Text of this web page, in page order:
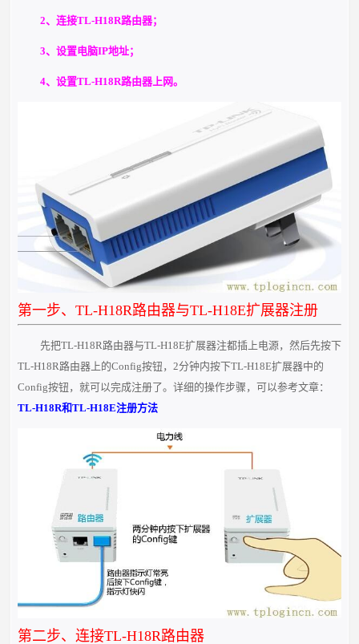
2、连接TL-H18R路由器；
3、设置电脑IP地址；
4、设置TL-H18R路由器上网。
第一步、TL-H18R路由器与TL-H18E扩展器注册
先把TL-H18R路由器与TL-H18E扩展器注都插上电源，然后先按下
TL-H18R路由器上的Config按钮，2分钟内按下TL-H18E扩展器中的
Config按钮，就可以完成注册了。详细的操作步骤，可以参考文章：
TL-H18R和TL-H18E注册方法
第二步、连接TL-H18R路由器